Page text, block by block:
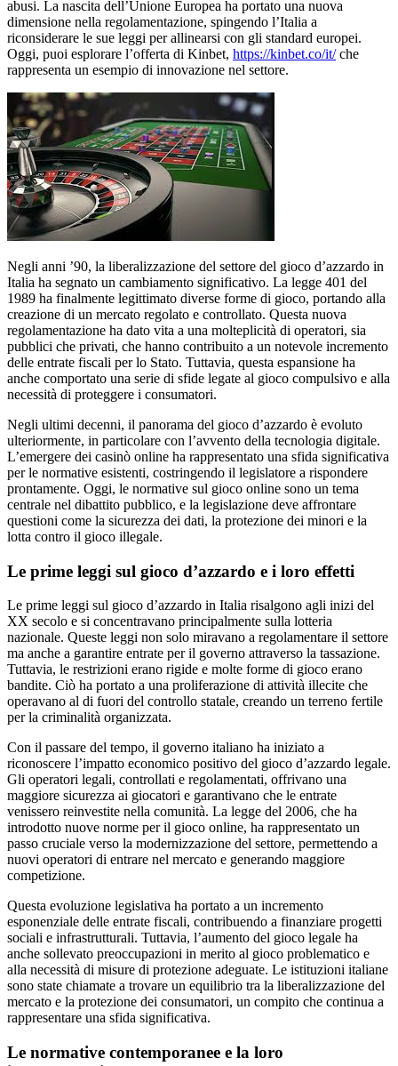
abusi. La nascita dell’Unione Europea ha portato una nuova
dimensione nella regolamentazione, spingendo l’Italia a
riconsiderare le sue leggi per allinearsi con gli standard europei.
Oggi, puoi esplorare l’offerta di Kinbet, https://kinbet.co/it/che
rappresenta un esempio di innovazione nel settore.
Negli anni ’90, la liberalizzazione del settore del gioco d’azzardo in
Italia ha segnato un cambiamento significativo. La legge 401 del
1989 ha finalmente legittimato diverse forme di gioco, portando alla
creazione di un mercato regolato e controllato. Questa nuova
regolamentazione ha dato vita a una molteplicità di operatori, sia
pubblici che privati, che hanno contribuito a un notevole incremento
delle entrate fiscali per lo Stato. Tuttavia, questa espansione ha
anche comportato una serie di sfide legate al gioco compulsivo e alla
necessità di proteggere i consumatori.
Negli ultimi decenni, il panorama del gioco d’azzardo è evoluto
ulteriormente, in particolare con l’avvento della tecnologia digitale.
L’emergere dei casinò online ha rappresentato una sfida significativa
per le normative esistenti, costringendo il legislatore a rispondere
prontamente. Oggi, le normative sul gioco online sono un tema
centrale nel dibattito pubblico, e la legislazione deve affrontare
questioni come la sicurezza dei dati, la protezione dei minori e la
lotta contro il gioco illegale.
Le prime leggi sul gioco d’azzardo e i loro effetti
Le prime leggi sul gioco d’azzardo in Italia risalgono agli inizi del
XX secolo e si concentravano principalmente sulla lotteria
nazionale. Queste leggi non solo miravano a regolamentare il settore
ma anche a garantire entrate per il governo attraverso la tassazione.
Tuttavia, le restrizioni erano rigide e molte forme di gioco erano
bandite. Ciò ha portato a una proliferazione di attività illecite che
operavano al di fuori del controllo statale, creando un terreno fertile
per la criminalità organizzata.
Con il passare del tempo, il governo italiano ha iniziato a
riconoscere l’impatto economico positivo del gioco d’azzardo legale.
Gli operatori legali, controllati e regolamentati, offrivano una
maggiore sicurezza ai giocatori e garantivano che le entrate
venissero reinvestite nella comunità. La legge del 2006, che ha
introdotto nuove norme per il gioco online, ha rappresentato un
passo cruciale verso la modernizzazione del settore, permettendo a
nuovi operatori di entrare nel mercato e generando maggiore
competizione.
Questa evoluzione legislativa ha portato a un incremento
esponenziale delle entrate fiscali, contribuendo a finanziare progetti
sociali e infrastrutturali. Tuttavia, l’aumento del gioco legale ha
anche sollevato preoccupazioni in merito al gioco problematico e
alla necessità di misure di protezione adeguate. Le istituzioni italiane
sono state chiamate a trovare un equilibrio tra la liberalizzazione del
mercato e la protezione dei consumatori, un compito che continua a
rappresentare una sfida significativa.
Le normative contemporanee e la loro